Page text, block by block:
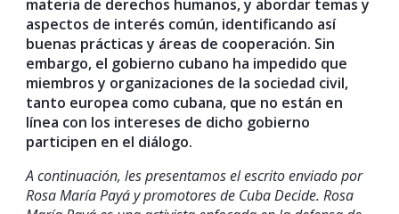
materia de derechos humanos, y abordar temas y
aspectos de interés común, identificando así
buenas prácticas y áreas de cooperación. Sin
embargo, el gobierno cubano ha impedido que
miembros y organizaciones de la sociedad civil,
tanto europea como cubana, que no están en
línea con los intereses de dicho gobierno
participen en el diálogo.
A continuación, les presentamos el escrito enviado por
Rosa María Payá y promotores de Cuba Decide. Rosa